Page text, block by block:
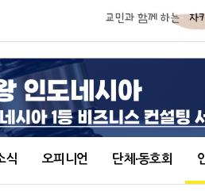
식 오피니언 단체∙동호회